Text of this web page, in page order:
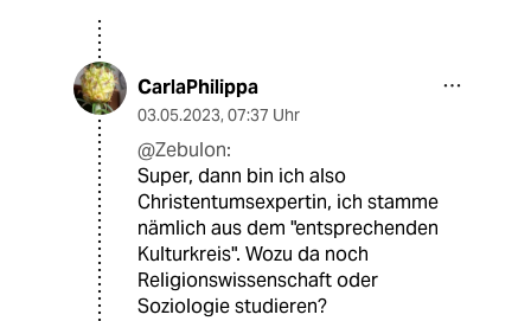
CarlaPhilippa
03.05.2023, 07:37 Uhr
@Zebulon:
Super, dann bin ich also
Christentumsexpertin, ich stamme
nämlich aus dem "entsprechenden
Kulturkreis". Wozu da noch
Religionswissenschaft oder
Soziologie studieren?